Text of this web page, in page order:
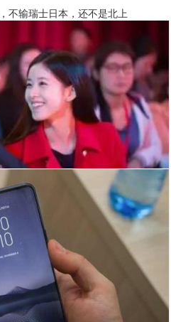
不输瑞士日本，还不是北上